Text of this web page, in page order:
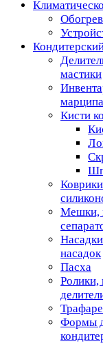
мастики
Кисти
Мешки,
насадок
Пасха
Ролики,
Формы